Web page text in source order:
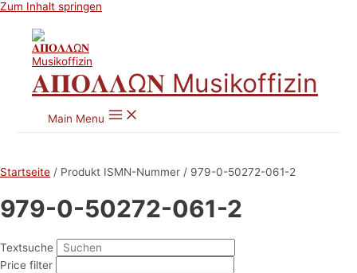
Zum Inhalt springen
𝚨𝚷𝚶𝚲𝚲Ω𝚴 Musikoffizin
Main Menu
Startseite / Produkt ISMN-Nummer / 979-0-50272-061-2
979-0-50272-061-2
Textsuche
Price filter